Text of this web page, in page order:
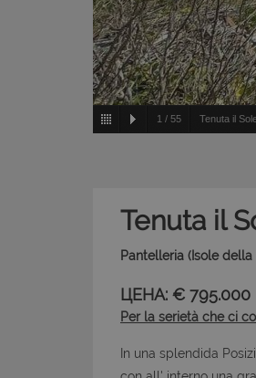
1 / 55 Tenuta il
Tenuta il
Pantelleria (Isole
ЦЕНА: € 795.000
Per la serietà che ci
In una splendida